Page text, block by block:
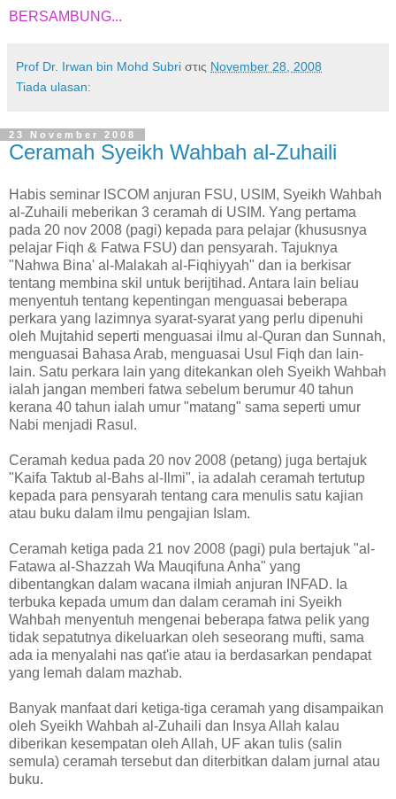
BERSAMBUNG...
Prof Dr. Irwan bin Mohd Subri στις November 28, 2008
Tiada ulasan:
23 November 2008
Ceramah Syeikh Wahbah al-Zuhaili
Habis seminar ISCOM anjuran FSU, USIM, Syeikh Wahbah
al-Zuhaili meberikan 3 ceramah di USIM. Yang pertama
pada 20 nov 2008 (pagi) kepada para pelajar (khususnya
pelajar Fiqh & Fatwa FSU) dan pensyarah. Tajuknya
"Nahwa Bina' al-Malakah al-Fiqhiyyah" dan ia berkisar
tentang membina skil untuk berijtihad. Antara lain beliau
menyentuh tentang kepentingan menguasai beberapa
perkara yang lazimnya syarat-syarat yang perlu dipenuhi
oleh Mujtahid seperti menguasai ilmu al-Quran dan Sunnah,
menguasai Bahasa Arab, menguasai Usul Fiqh dan lain-
lain. Satu perkara lain yang ditekankan oleh Syeikh Wahbah
ialah jangan memberi fatwa sebelum berumur 40 tahun
kerana 40 tahun ialah umur "matang" sama seperti umur
Nabi menjadi Rasul.
Ceramah kedua pada 20 nov 2008 (petang) juga bertajuk
"Kaifa Taktub al-Bahs al-Ilmi", ia adalah ceramah tertutup
kepada para pensyarah tentang cara menulis satu kajian
atau buku dalam ilmu pengajian Islam.
Ceramah ketiga pada 21 nov 2008 (pagi) pula bertajuk "al-
Fatawa al-Shazzah Wa Mauqifuna Anha" yang
dibentangkan dalam wacana ilmiah anjuran INFAD. Ia
terbuka kepada umum dan dalam ceramah ini Syeikh
Wahbah menyentuh mengenai beberapa fatwa pelik yang
tidak sepatutnya dikeluarkan oleh seseorang mufti, sama
ada ia menyalahi nas qat'ie atau ia berdasarkan pendapat
yang lemah dalam mazhab.
Banyak manfaat dari ketiga-tiga ceramah yang disampaikan
oleh Syeikh Wahbah al-Zuhaili dan Insya Allah kalau
diberikan kesempatan oleh Allah, UF akan tulis (salin
semula) ceramah tersebut dan diterbitkan dalam jurnal atau
buku.